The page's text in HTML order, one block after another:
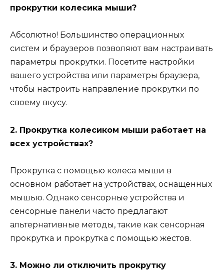
прокрутки колесика мыши?
Абсолютно! Большинство операционных
систем и браузеров позволяют вам настраивать
параметры прокрутки. Посетите настройки
вашего устройства или параметры браузера,
чтобы настроить направление прокрутки по
своему вкусу.
2. Прокрутка колесиком мыши работает на
всех устройствах?
Прокрутка с помощью колеса мыши в
основном работает на устройствах, оснащенных
мышью. Однако сенсорные устройства и
сенсорные панели часто предлагают
альтернативные методы, такие как сенсорная
прокрутка и прокрутка с помощью жестов.
3. Можно ли отключить прокрутку